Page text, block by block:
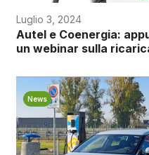
Luglio 3, 2024
Autel e Coenergia:
un webinar sulla
News